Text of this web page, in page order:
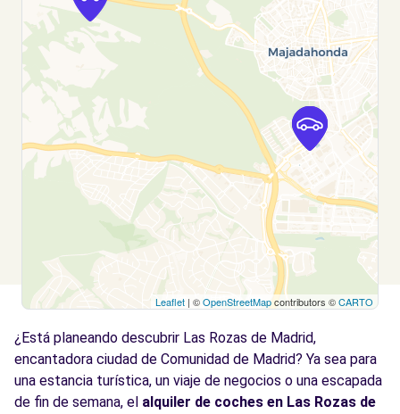
Calle Cabo Rufino Lázaro
Las Rozas, 28232
Ver agencia
Leaflet | ©OpenStreetMapcontributors ©CARTO
¿Está planeando descubrir Las Rozas de Madrid,
encantadora ciudad de Comunidad de Madrid? Ya sea para
una estancia turística, un viaje de negocios o una escapada
de fin de semana, el alquiler de coches en Las Rozas de